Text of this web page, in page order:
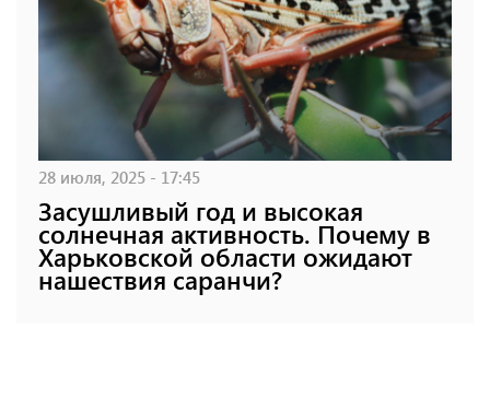
28 июля, 2025 - 17:45
Засушливый год и высокая
солнечная активность. Почему в
Харьковской области ожидают
нашествия саранчи?